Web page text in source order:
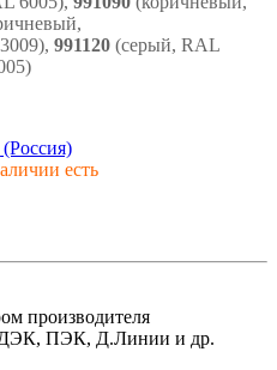
991120 (серый, RAL
есть
производителя
ПЭК, Д.Линии и др.